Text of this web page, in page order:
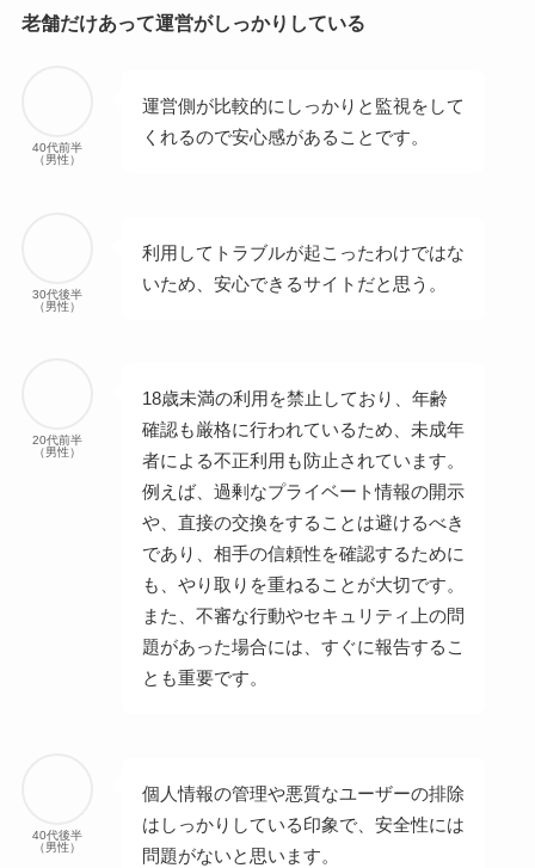
老舗だけあって運営がしっかりしている
40代前半
（男性）
運営側が比較的にしっかりと監視をして
くれるので安心感があることです。
30代後半
（男性）
利用してトラブルが起こったわけではな
いため、安心できるサイトだと思う。
20代前半
（男性）
18歳未満の利用を禁止しており、年齢
確認も厳格に行われているため、未成年
者による不正利用も防止されています。
例えば、過剰なプライベート情報の開示
や、直接の交換をすることは避けるべき
であり、相手の信頼性を確認するために
も、やり取りを重ねることが大切です。
また、不審な行動やセキュリティ上の問
題があった場合には、すぐに報告するこ
とも重要です。
40代後半
（男性）
個人情報の管理や悪質なユーザーの排除
はしっかりしている印象で、安全性には
問題がないと思います。